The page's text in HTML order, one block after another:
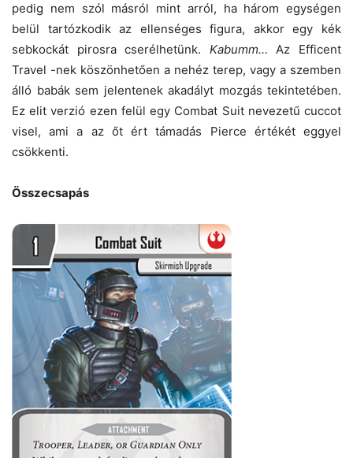
pedig nem szól másról mint arról, ha három egységen
belül tartózkodik az ellenséges figura, akkor egy kék
sebkockát pirosra cserélhetünk. Kabumm… Az Efficent
Travel -nek köszönhetően a nehéz terep, vagy a szemben
álló babák sem jelentenek akadályt mozgás tekintetében.
Ez elit verzió ezen felül egy Combat Suit nevezetű cuccot
visel, ami a az őt ért támadás Pierce értékét eggyel
csökkenti.
Összecsapás